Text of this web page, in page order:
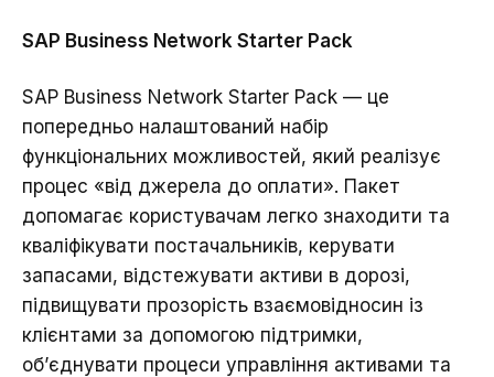
SAP Business Network Starter Pack
SAP Business Network Starter Pack — це
попередньо налаштований набір
функціональних можливостей, який реалізує
процес «від джерела до оплати». Пакет
допомагає користувачам легко знаходити та
кваліфікувати постачальників, керувати
запасами, відстежувати активи в дорозі,
підвищувати прозорість взаємовідносин із
клієнтами за допомогою підтримки,
об’єднувати процеси управління активами та